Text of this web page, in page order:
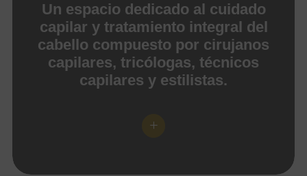
Un espacio dedicado al cuidado
capilar y tratamiento integral del
cabello compuesto por cirujanos
capilares, tricólogas, técnicos
capilares y estilistas.